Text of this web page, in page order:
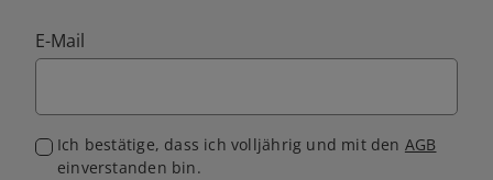
E-Mail
Ich bestätige, dass ich volljährig und mit den AGB
einverstanden bin.